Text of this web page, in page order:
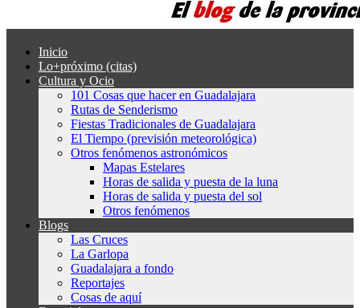
Inicio
Lo+próximo (citas)
Cultura y Ocio
101 Cosas que hacer en Guadalajara
Rutas de Senderismo
Fiestas Tradicionales de Guadalajara
El Tiempo (previsión meteorológica)
Otros fenómenos astronómicos
Mapas Estelares
Horas de salida y puesta de la luna
Horas de salida y puesta del sol
Otros fenómenos
Blogs
Las Cruces
La Garlopa
Guadalajara a fondo
Reportajes
Cosas de aquí